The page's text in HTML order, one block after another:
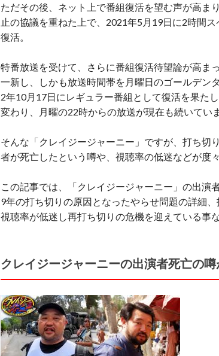
ただその後、ネット上で番組復活を望む声が高ま
止の協議を重ねた上で、2021年5月19日に2時間
復活。
特番放送を受けて、さらに番組復活待望論が高ま
一新し、しかも放送時間帯を月曜日のゴールデン
2年10月17日にレギュラー番組として復活を果た
変わり、月曜の22時からの放送が現在も続いていま
そんな「クレイジージャーニー」ですが、打ち切
者が死亡したという噂や、視聴率の低迷などが度
この記事では、「クレイジージャーニー」の出演
9年の打ち切りの原因となったやらせ問題の詳細
視聴率が低迷し再打ち切りの危機を迎えている事
クレイジージャーニーの出演者死亡の